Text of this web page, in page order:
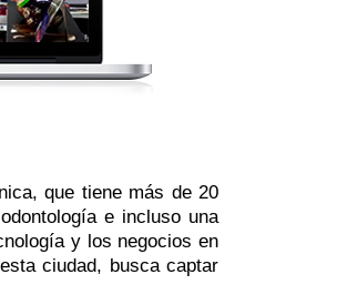
que tiene más de 20
e incluso una
y los negocios en
ciudad, busca captar